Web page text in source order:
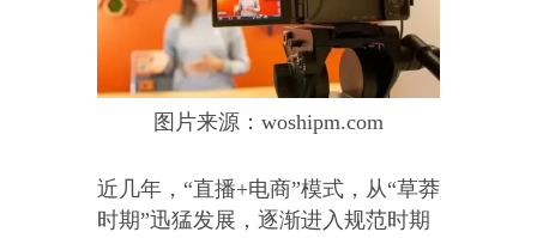
图片来源：woshipm.com
近几年，“直播+电商”模式，从“草莽
时期”迅猛发展，逐渐进入规范时期